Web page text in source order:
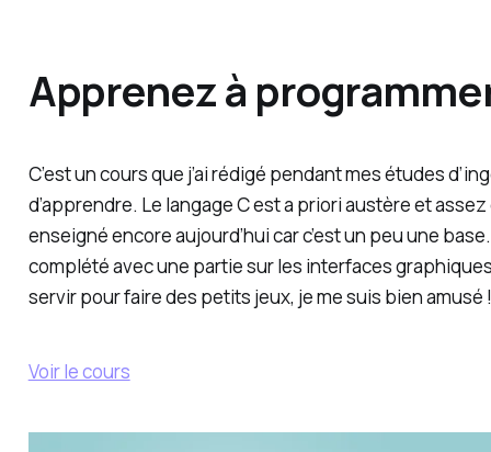
Apprenez à
C’est un cours que j’ai rédigé pendant mes études
d’apprendre. Le langage C est a priori austère et
enseigné encore aujourd’hui car c’est un peu une
complété avec une partie sur les interfaces graphiques
servir pour faire des petits jeux, je me suis bien amusé !
Voir le cours